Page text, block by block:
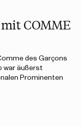
COMME
des Garçons
war äußerst
Prominenten